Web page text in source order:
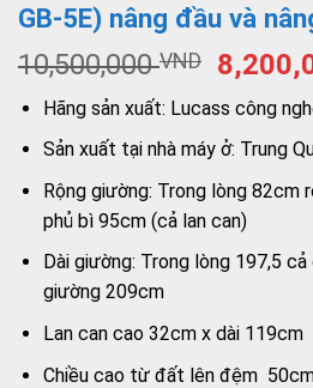
GB-5E) nâng đầu và
10,500,000VND
Hãng sản xuất: Lucass công
Sản xuất tại nhà máy ở: Trung
Rộng giường: Trong lòng 82cm
phủ bì 95cm (cả lan can)
Dài giường: Trong lòng 197,5
giường 209cm
Lan can cao 32cm x dài 119cm
Chiều cao từ đất lên đệm